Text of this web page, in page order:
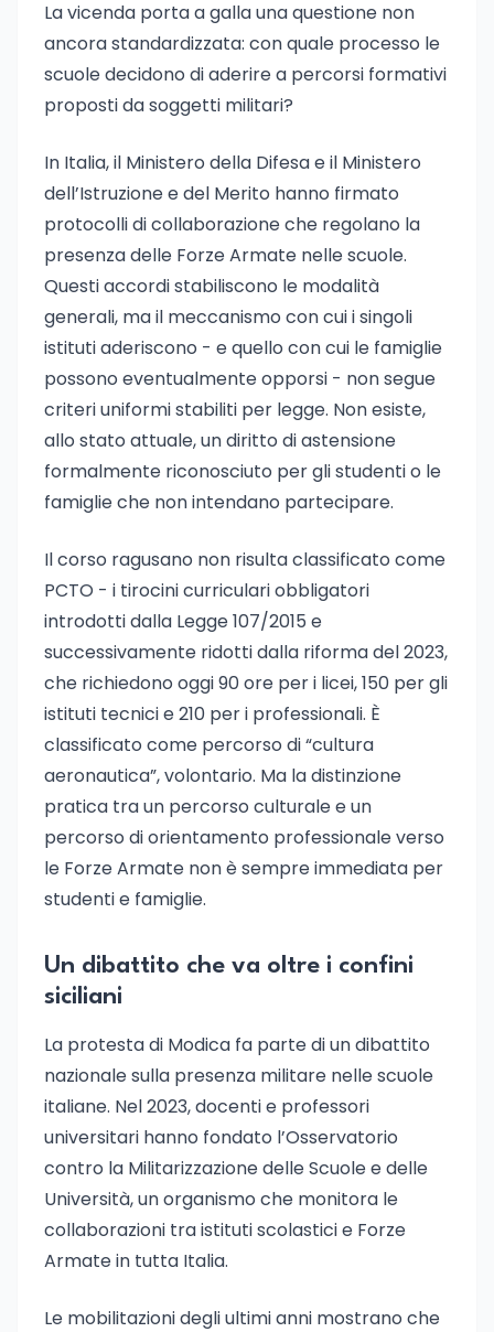
La vicenda porta a galla una questione non
ancora standardizzata: con quale processo le
scuole decidono di aderire a percorsi formativi
proposti da soggetti militari?
In Italia, il Ministero della Difesa e il Ministero
dell’Istruzione e del Merito hanno firmato
protocolli di collaborazione che regolano la
presenza delle Forze Armate nelle scuole.
Questi accordi stabiliscono le modalità
generali, ma il meccanismo con cui i singoli
istituti aderiscono - e quello con cui le famiglie
possono eventualmente opporsi - non segue
criteri uniformi stabiliti per legge. Non esiste,
allo stato attuale, un diritto di astensione
formalmente riconosciuto per gli studenti o le
famiglie che non intendano partecipare.
Il corso ragusano non risulta classificato come
PCTO - i tirocini curriculari obbligatori
introdotti dalla Legge 107/2015 e
successivamente ridotti dalla riforma del 2023,
che richiedono oggi 90 ore per i licei, 150 per gli
istituti tecnici e 210 per i professionali. È
classificato come percorso di “cultura
aeronautica”, volontario. Ma la distinzione
pratica tra un percorso culturale e un
percorso di orientamento professionale verso
le Forze Armate non è sempre immediata per
studenti e famiglie.
Un dibattito che va oltre i confini
siciliani
La protesta di Modica fa parte di un dibattito
nazionale sulla presenza militare nelle scuole
italiane. Nel 2023, docenti e professori
universitari hanno fondato l’Osservatorio
contro la Militarizzazione delle Scuole e delle
Università, un organismo che monitora le
collaborazioni tra istituti scolastici e Forze
Armate in tutta Italia.
Le mobilitazioni degli ultimi anni mostrano che